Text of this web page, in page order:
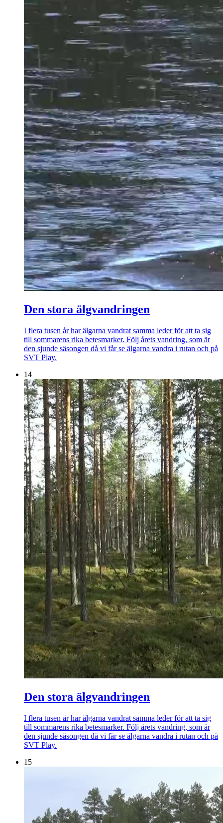
Den stora älgvandringen
I flera tusen år har älgarna vandrat samma leder för att ta sig
till sommarens rika betesmarker. Följ årets vandring, som är
den sjunde säsongen då vi får se älgarna vandra i rutan och på
SVT Play.
14
Den stora älgvandringen
I flera tusen år har älgarna vandrat samma leder för att ta sig
till sommarens rika betesmarker. Följ årets vandring, som är
den sjunde säsongen då vi får se älgarna vandra i rutan och på
SVT Play.
15